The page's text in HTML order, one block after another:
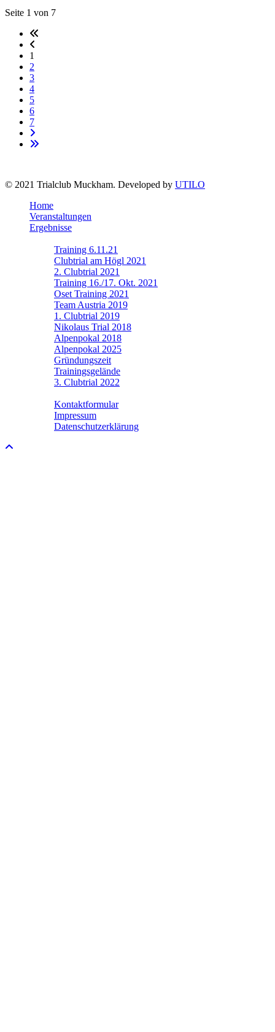
Seite 1 von 7
1
2
3
4
5
6
7
© 2021 Trialclub Muckham. Developed by UTILO
Home
Veranstaltungen
Ergebnisse
Training 6.11.21
Clubtrial am Högl 2021
2. Clubtrial 2021
Training 16./17. Okt. 2021
Oset Training 2021
Team Austria 2019
1. Clubtrial 2019
Nikolaus Trial 2018
Alpenpokal 2018
Alpenpokal 2025
Gründungszeit
Trainingsgelände
3. Clubtrial 2022
Kontaktformular
Impressum
Datenschutzerklärung